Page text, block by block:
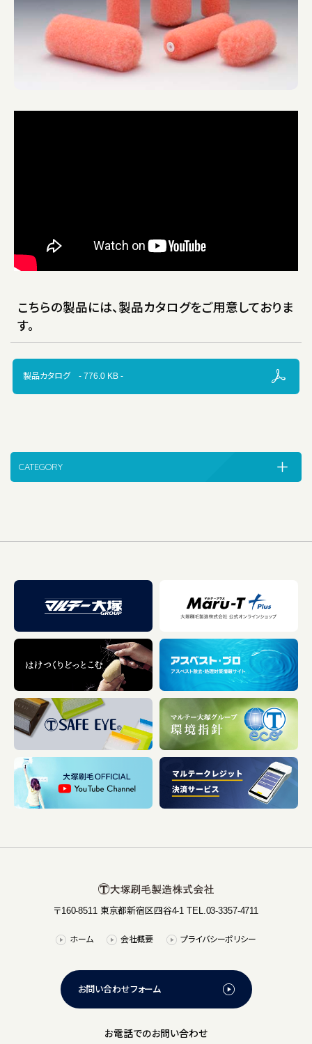
こちらの製品には、製品カタログをご用意しておりま
す。
製品カタログ - 776.0 KB -
CATEGORY
〒160-8511 東京都新宿区四谷4-1 TEL.03-3357-4711
ホーム 会社概要 プライバシーポリシー
お問い合わせフォーム
お電話でのお問い合わせ